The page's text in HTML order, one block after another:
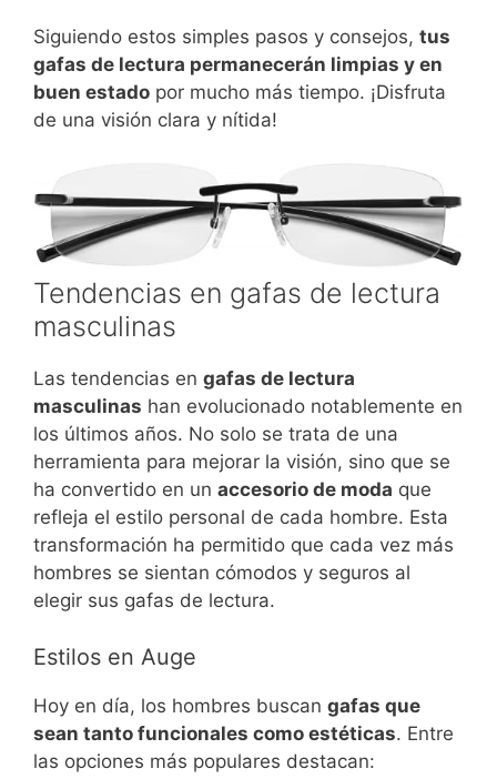
Siguiendo estos simples pasos y consejos, tus
gafas de lectura permanecerán limpias y en
buen estado por mucho más tiempo. ¡Disfruta
de una visión clara y nítida!
Tendencias en gafas de lectura
masculinas
Las tendencias en gafas de lectura
masculinas han evolucionado notablemente en
los últimos años. No solo se trata de una
herramienta para mejorar la visión, sino que se
ha convertido en un accesorio de moda que
refleja el estilo personal de cada hombre. Esta
transformación ha permitido que cada vez más
hombres se sientan cómodos y seguros al
elegir sus gafas de lectura.
Estilos en Auge
Hoy en día, los hombres buscan gafas que
sean tanto funcionales como estéticas. Entre
las opciones más populares destacan: